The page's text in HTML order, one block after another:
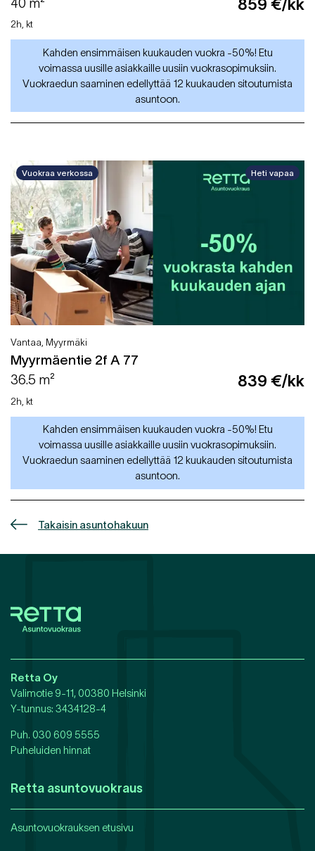
859 €/kk
2h, kt
Kahden ensimmäisen kuukauden vuokra -50%! Etu
voimassa uusille asiakkaille uusiin vuokrasopimuksiin.
Vuokraedun saaminen edellyttää 12 kuukauden sitoutumista
asuntoon.
Vuokraa verkossa Heti vapaa
Vantaa, Myyrmäki
Myyrmäentie 2f A 77
36.5 m²
839 €/kk
2h, kt
Kahden ensimmäisen kuukauden vuokra -50%! Etu
voimassa uusille asiakkaille uusiin vuokrasopimuksiin.
Vuokraedun saaminen edellyttää 12 kuukauden sitoutumista
asuntoon.
Takaisin asuntohakuun
Retta Oy
Valimotie 9-11, 00380 Helsinki
Y-tunnus: 3434128-4
Puh. 030 609 5555
Puheluiden hinnat
Retta asuntovuokraus
Asuntovuokrauksen etusivu